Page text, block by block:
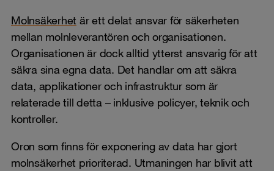
Molnsäkerhet är ett delat ansvar för säkerheten
mellan molnleverantören och organisationen.
Organisationen är dock alltid ytterst ansvarig för att
säkra sina egna data. Det handlar om att säkra
data, applikationer och infrastruktur som är
relaterade till detta – inklusive policyer, teknik och
kontroller.
Oron som finns för exponering av data har gjort
molnsäkerhet prioriterad. Utmaningen har blivit att